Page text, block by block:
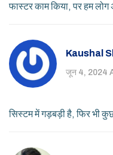
फास्टर काम किया, पर हम लोग
Kaushal
जून 4, 2024
सिस्टम में गड़बड़ी है, फिर भी